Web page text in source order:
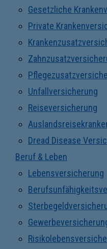
Gesetzliche
Private
Unfallversicherung
Reiseversicherung
Dread Disease
Beruf & Leben
Lebensversicherung